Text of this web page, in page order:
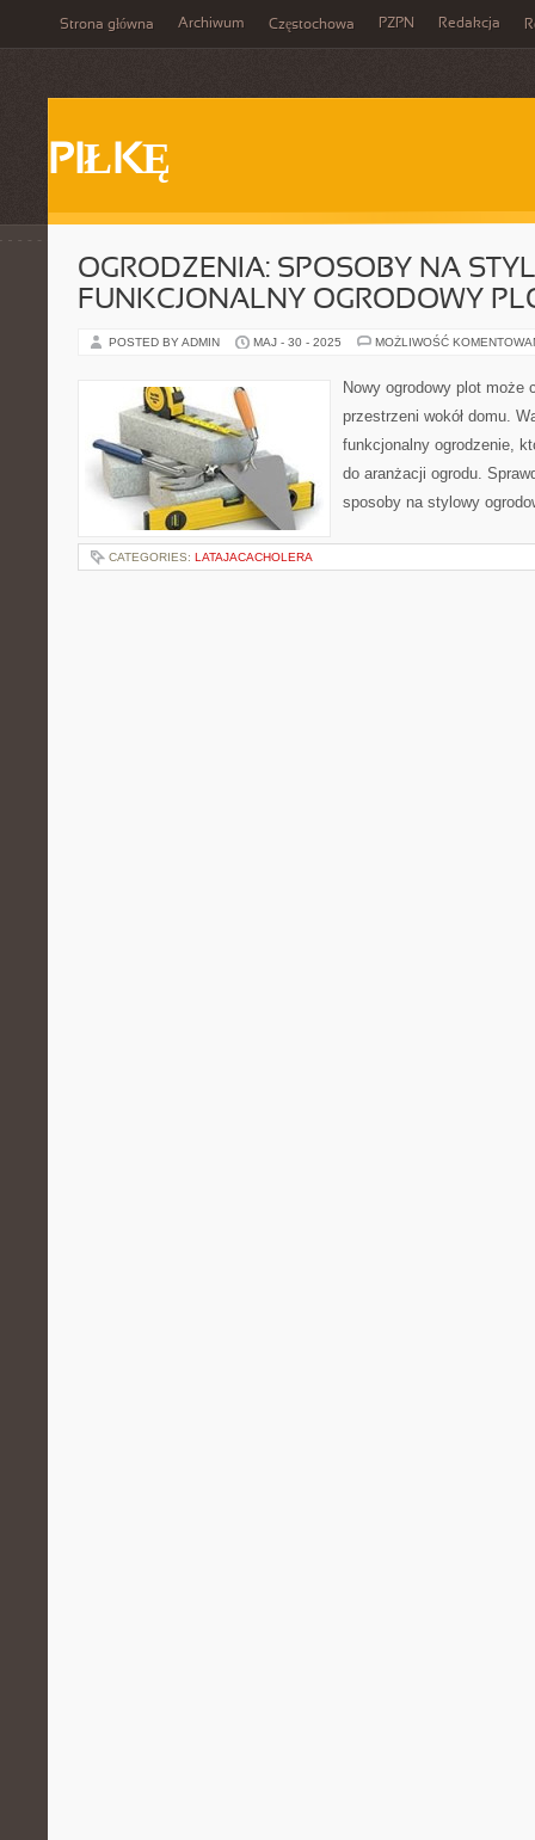
Strona główna Archiwum Częstochowa PZPN Redakcja
PIŁKĘ
OGRODZENIA: SPOSOBY NA
FUNKCJONALNY OGRODOWY
POSTED BY ADMIN MAJ - 30 - 2025 MOŻLIWOŚĆ
Nowy ogrodowy plot może
przestrzeni wokół domu.
funkcjonalny ogrodzenie,
do aranżacji ogrodu.
sposoby na stylowy
CATEGORIES: LATAJACACHOLERA